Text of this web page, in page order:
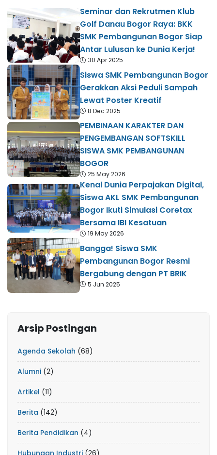
Seminar dan Rekrutmen Klub
Golf Danau Bogor Raya: BKK
SMK Pembangunan Bogor Siap
Antar Lulusan ke Dunia Kerja!
30 Apr 2025
Siswa SMK Pembangunan Bogor
Gerakkan Aksi Peduli Sampah
Lewat Poster Kreatif
8 Dec 2025
PEMBINAAN KARAKTER DAN
PENGEMBANGAN SOFTSKILL
SISWA SMK PEMBANGUNAN
BOGOR
25 May 2026
Kenal Dunia Perpajakan Digital,
Siswa AKL SMK Pembangunan
Bogor Ikuti Simulasi Coretax
Bersama IBI Kesatuan
19 May 2026
Bangga! Siswa SMK
Pembangunan Bogor Resmi
Bergabung dengan PT BRIK
5 Jun 2025
Arsip Postingan
Agenda Sekolah (68)
Alumni (2)
Artikel (11)
Berita (142)
Berita Pendidikan (4)
Hubungan Industri (26)